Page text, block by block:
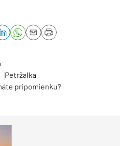
Petržalka
pripomienku?